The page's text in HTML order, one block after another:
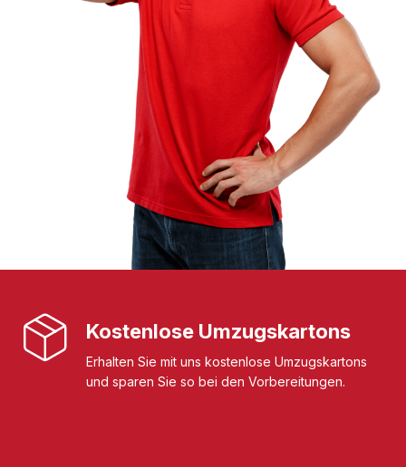
Kostenlose Umzugskartons
Erhalten Sie mit uns kostenlose Umzugskartons
und sparen Sie so bei den Vorbereitungen.